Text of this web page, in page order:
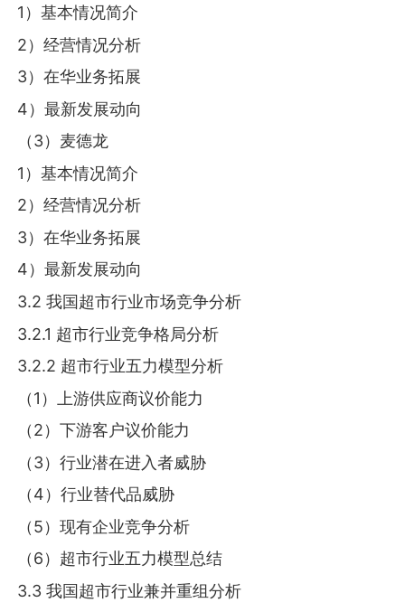
1）基本情况简介
2）经营情况分析
3）在华业务拓展
4）最新发展动向
（3）麦德龙
1）基本情况简介
2）经营情况分析
3）在华业务拓展
4）最新发展动向
3.2 我国超市行业市场竞争分析
3.2.1 超市行业竞争格局分析
3.2.2 超市行业五力模型分析
（1）上游供应商议价能力
（2）下游客户议价能力
（3）行业潜在进入者威胁
（4）行业替代品威胁
（5）现有企业竞争分析
（6）超市行业五力模型总结
3.3 我国超市行业兼并重组分析